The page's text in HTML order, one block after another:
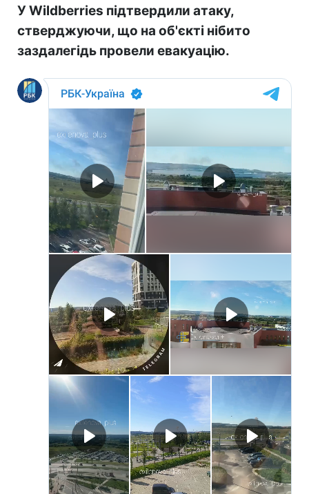
У Wildberries підтвердили атаку,
стверджуючи, що на об'єкті нібито
заздалегідь провели евакуацію.